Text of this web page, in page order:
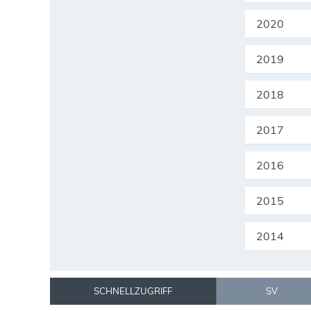
2020
2019
2018
2017
2016
2015
2014
SCHNELLZUGRIFF SV